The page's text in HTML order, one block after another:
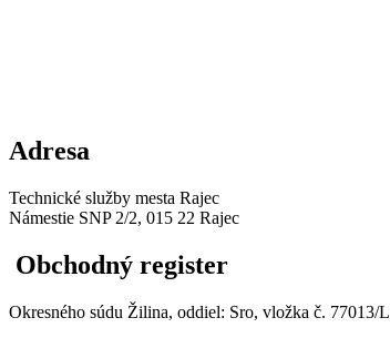
Adresa
Technické služby mesta Rajec
Námestie SNP 2/2, 015 22 Rajec
Obchodný register
Okresného súdu Žilina, oddiel: Sro, vložka č. 77013/L